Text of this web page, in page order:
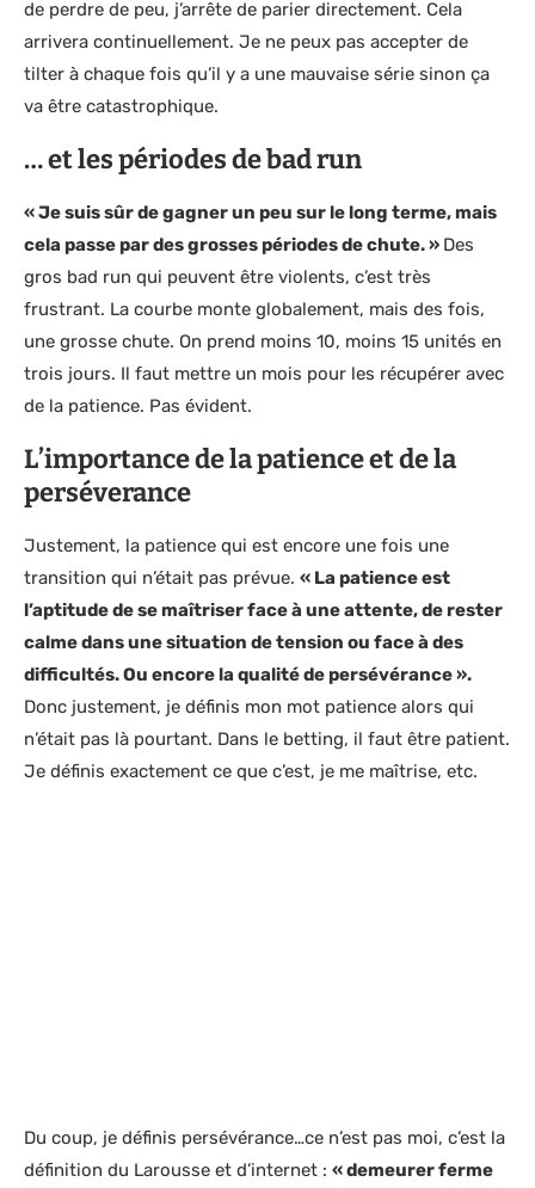
de perdre de peu, j’arrête de parier directement. Cela
arrivera continuellement. Je ne peux pas accepter de
tilter à chaque fois qu’il y a une mauvaise série sinon ça
va être catastrophique.
… et les périodes de bad run
« Je suis sûr de gagner un peu sur le long terme, mais
cela passe par des grosses périodes de chute. » Des
gros bad run qui peuvent être violents, c’est très
frustrant. La courbe monte globalement, mais des fois,
une grosse chute. On prend moins 10, moins 15 unités en
trois jours. Il faut mettre un mois pour les récupérer avec
de la patience. Pas évident.
L’importance de la patience et de la
perséverance
Justement, la patience qui est encore une fois une
transition qui n’était pas prévue. « La patience est
l’aptitude de se maîtriser face à une attente, de rester
calme dans une situation de tension ou face à des
difficultés. Ou encore la qualité de persévérance ».
Donc justement, je définis mon mot patience alors qui
n’était pas là pourtant. Dans le betting, il faut être patient.
Je définis exactement ce que c’est, je me maîtrise, etc.
Du coup, je définis persévérance…ce n’est pas moi, c’est la
définition du Larousse et d’internet : « demeurer ferme